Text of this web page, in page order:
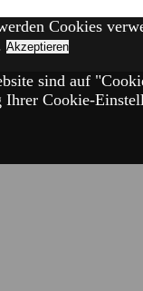
Cookies
Akzeptieren
sind auf
Ihrer Cookie-